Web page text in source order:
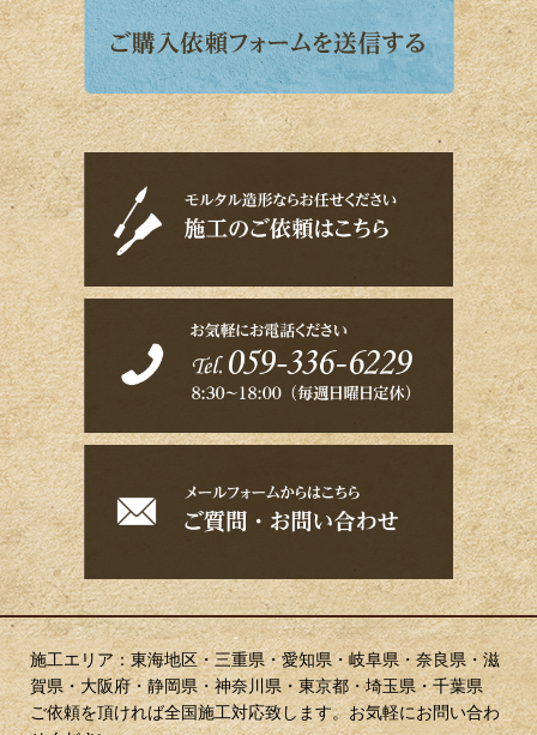
施工エリア：東海地区・三重県・愛知県・岐阜県・奈良県・滋
賀県・大阪府・静岡県・神奈川県・東京都・埼玉県・千葉県
ご依頼を頂ければ全国施工対応致します。お気軽にお問い合わ